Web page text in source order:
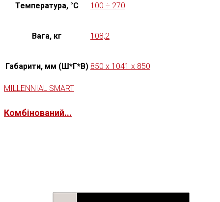
Температура, °C 100 ÷ 270
Вага, кг 108,2
Габарити, мм (Ш*Г*В) 850 х 1041 х 850
MILLENNIAL SMART
Комбінований...